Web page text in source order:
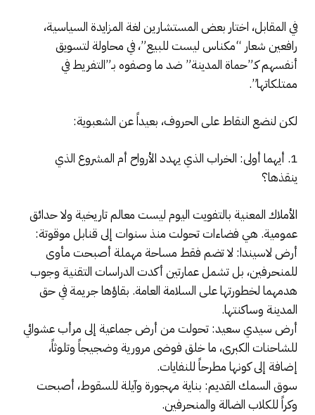
في المقابل، اختار بعض المستشارين لغة المزايدة السياسية،
رافعين شعار “مكناس ليست للبيع”، في محاولة لتسويق
أنفسهم كـ”حماة المدينة” ضد ما وصفوه بـ”التفريط في
ممتلكاتها”.
لكن لنضع النقاط على الحروف، بعيداً عن الشعبوية:
1. أيهما أولى: الخراب الذي يهدد الأرواح أم المشروع الذي
ينقذها؟
الأملاك المعنية بالتفويت اليوم ليست معالم تاريخية ولا حدائق
عمومية. هي فضاءات تحولت منذ سنوات إلى قنابل موقوتة:
أرض لاسيندا: لا تضم فقط مساحة مهملة أصبحت مأوى
للمنحرفين، بل تشمل عمارتين أكدت الدراسات التقنية وجوب
هدمهما لخطورتها على السلامة العامة. بقاؤها جريمة في حق
المدينة وساكنتها.
أرض سيدي سعيد: تحولت من أرض جماعية إلى مرأب عشوائي
للشاحنات الكبرى، ما خلق فوضى مرورية وضجيجاً وتلوثاً،
إضافة إلى كونها مطرحاً للنفايات.
سوق السمك القديم: بناية مهجورة وآيلة للسقوط، أصبحت
وكراً للكلاب الضالة والمنحرفين.